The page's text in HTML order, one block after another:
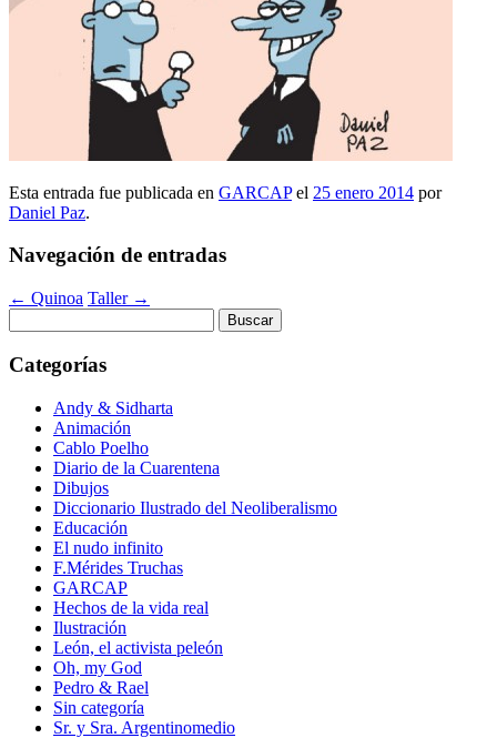
Esta entrada fue publicada en GARCAPel 25 enero 2014 por
Daniel Paz.
Navegación de entradas
← Quinoa Taller →
Categorías
Andy & Sidharta
Animación
Cablo Poelho
Diario de la Cuarentena
Dibujos
Diccionario Ilustrado del Neoliberalismo
Educación
El nudo infinito
F.Mérides Truchas
GARCAP
Hechos de la vida real
Ilustración
León, el activista peleón
Oh, my God
Pedro & Rael
Sin categoría
Sr. y Sra. Argentinomedio